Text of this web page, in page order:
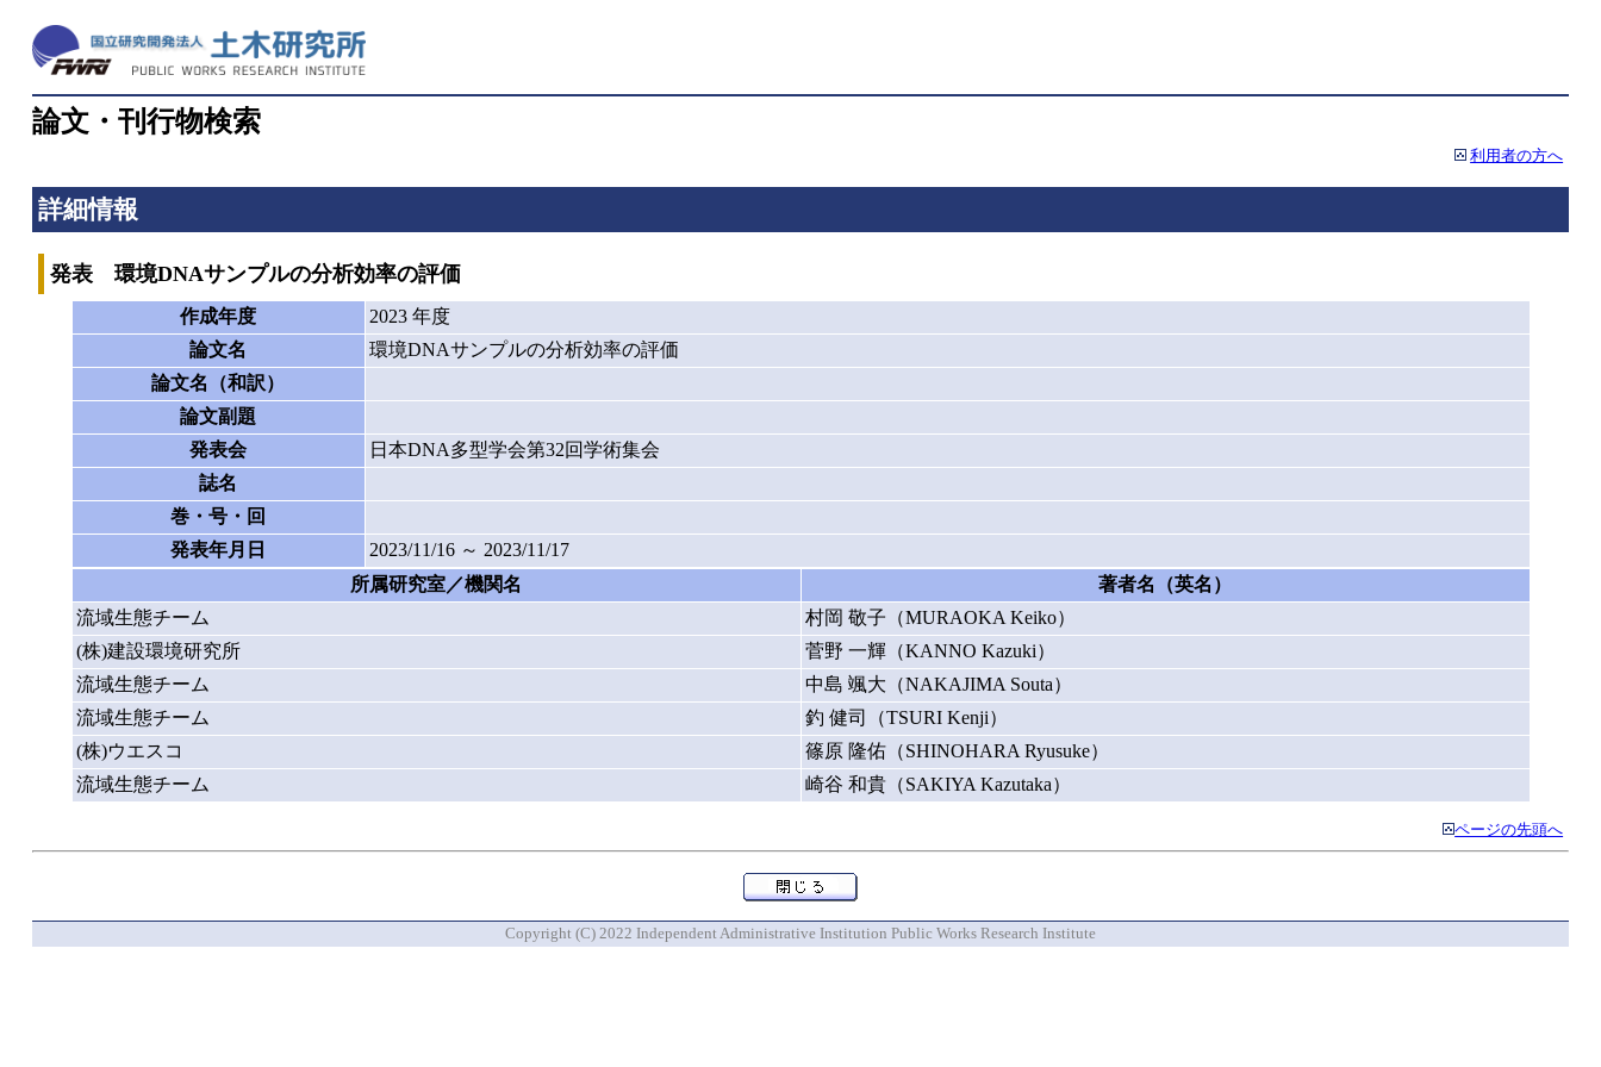
論文・刊行物検索
利用者の方へ
詳細情報
発表 環境DNAサンプルの分析効率の評価
作成年度
2023 年度
論文名
環境DNAサンプルの分析効率の評価
論文名（和訳）
論文副題
発表会
日本DNA多型学会第32回学術集会
誌名
巻・号・回
発表年月日
2023/11/16 ～ 2023/11/17
所属研究室／機関名
著者名（英名）
流域生態チーム
村岡 敬子（MURAOKA Keiko）
(株)建設環境研究所
菅野 一輝（KANNO Kazuki）
流域生態チーム
中島 颯大（NAKAJIMA Souta）
流域生態チーム
釣 健司（TSURI Kenji）
(株)ウエスコ
篠原 隆佑（SHINOHARA Ryusuke）
流域生態チーム
崎谷 和貴（SAKIYA Kazutaka）
ページの先頭へ
Copyright (C) 2022 Independent Administrative Institution Public Works Research Institute